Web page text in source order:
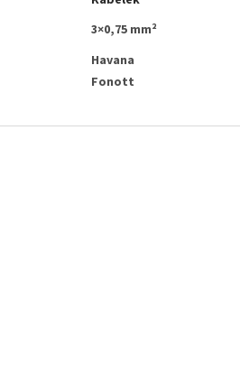
3×0,75 mm²
Havana
Fonott